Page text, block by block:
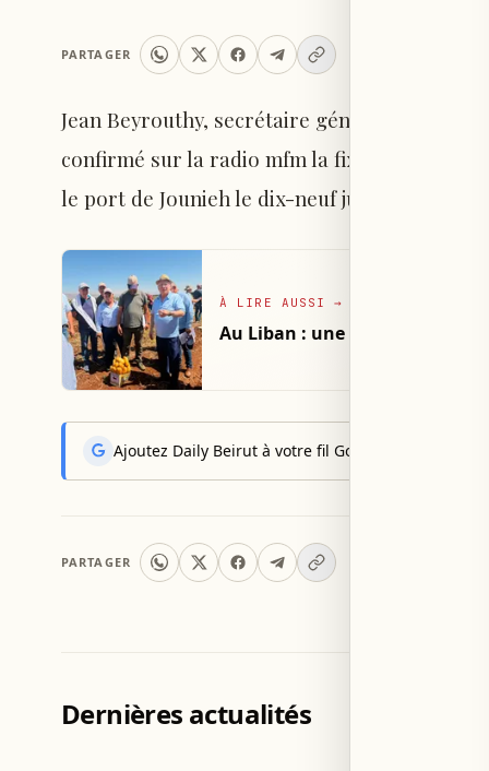
PARTAGER
Jean Beyrouthy, secrétaire général de
confirmé sur la radio mfm la fixation de la
le port de Jounieh le dix-neuf juin courant.
À LIRE AUSSI →
Au Liban : une nouvelle
Ajoutez Daily Beirut à votre fil Google News pour
PARTAGER
Dernières actualités